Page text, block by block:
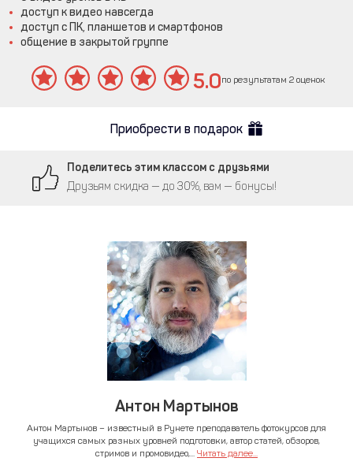
доступ к видео навсегда
доступ с ПК, планшетов и смартфонов
общение в закрытой группе
5.0по результатам 2 оценок
Приобрести в подарок
Поделитесь этим классом с друзьями
Друзьям скидка — до 30%, вам — бонусы!
Антон Мартынов
Антон Мартынов – известный в Рунете преподаватель фотокурсов для
учащихся самых разных уровней подготовки, автор статей, обзоров,
стримов и промовидео,... Читать далее...